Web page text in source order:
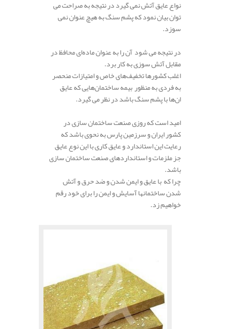
نواع عایق آتش نمی گیرد در نتیجه به صراحت می
توان بیان نمود که پشم سنگ به هیچ عنوان نمی
سوزد.
در نتیجه می شود آن را به عنوان ماده‌ای محافظ در
مقابل آتش سوزی به کار برد.
اغلب کشورها تخفیف‌های خاص و امتیازات منحصر
به فردی به منظور بیمه ساختمان‌هایی که عایق
ان‌ها با پشم سنگ باشد در نظر می گیرد.
امید است که روزی صنعت ساختمان سازی در
کشور ایران و سرزمین پارس به نحوی باشد که
رعایت این استاندارد و عایق کاری با این نوع عایق
جز ملزمات و استانداردهای صنعت ساختمان سازی
باشد.
چرا که با عایق و ایمن شدن و ضد حرق و آتش
شدن ساختمانها آسایش و ایمن را برای خود رقم
خواهیم زد.